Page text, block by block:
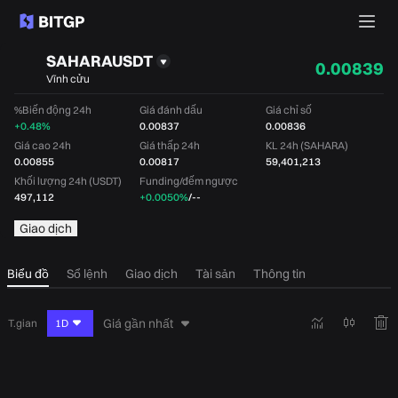
SAHARAUSDT
Vĩnh cửu 0.00839
%Biến động 24h
+0.48%
Giá đánh dấu
0.00837
Giá chỉ số
0.00836
Giá cao 24h
0.00855
Giá thấp 24h
0.00817
KL 24h (SAHARA)
59,401,213
Khối lượng 24h (USDT)
497,112
Funding/đếm ngược
+0.0050%/--
Giao dịch
Biểu đồ Sổ lệnh Giao dịch Tài sản Thông tin
T.gian 1D Giá gần nhất